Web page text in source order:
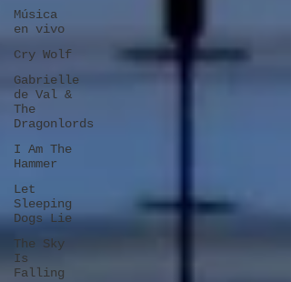
Música
en vivo
Cry Wolf
Gabrielle
de Val &
The
Dragonlords
I Am The
Hammer
Let
Sleeping
Dogs Lie
The Sky
Is
Falling